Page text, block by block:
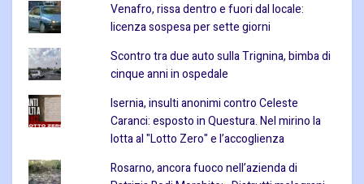
Venafro, rissa dentro e fuori dal locale:
licenza sospesa per sette giorni
Scontro tra due auto sulla Trignina, bimba di
cinque anni in ospedale
Isernia, insulti anonimi contro Celeste
Caranci: esposto in Questura. Nel mirino la
lotta al "Lotto Zero" e l’accoglienza
Rosarno, ancora fuoco nell’azienda di